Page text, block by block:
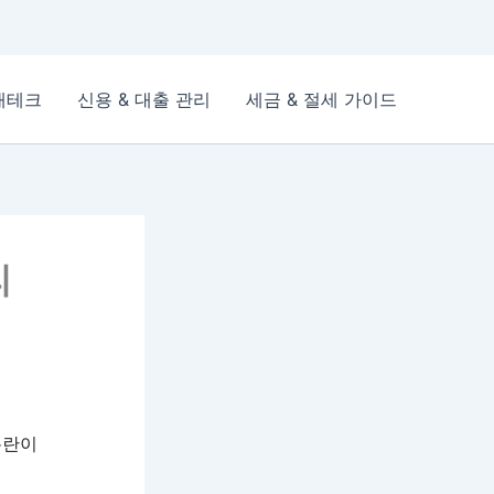
테크 신용 & 대출 관리 세금 & 절세 가이드
이